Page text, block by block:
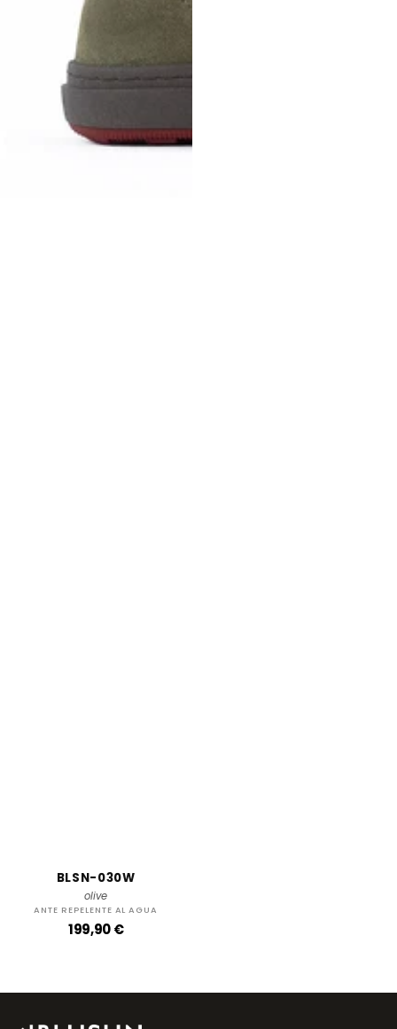
BLSN-030W
olive
ANTE REPELENTE AL AGUA
P
o
e
199,90 €